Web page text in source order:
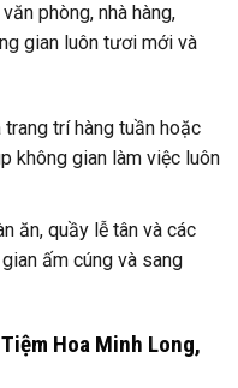
phòng, nhà hàng,
gian luôn tươi mới và
trang trí hàng tuần hoặc
không gian làm việc luôn
ăn, quầy lễ tân và các
ấm cúng và sang
Hoa Minh Long,